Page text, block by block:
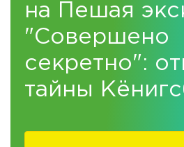
на Пешая
"Совершено
секретно":
тайны